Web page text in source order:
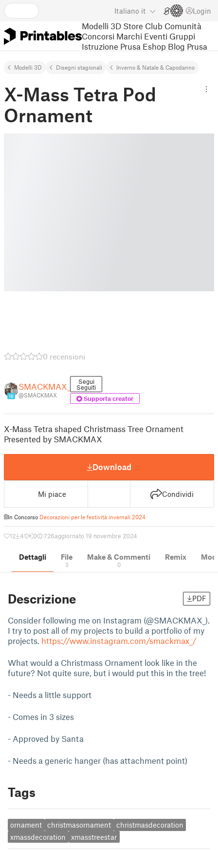
Italiano it Login
Modelli 3D Store Club Comunità
Concorsi Marchi Eventi Gruppi
Istruzione Prusa Eshop Blog Prusa
Modelli 3D Disegni stagionali Inverno & Natale & Capodanno
X-Mass Tetra Pod
Ornament
0 recensioni
16
SMACKMAX_
@SMACKMAX
Segui
Seguiti
Supporta creator
X-Mass Tetra shaped Christmass Tree Ornament
Presented by SMACKMAX
Download
Mi piace Condividi
In Concorso Decorazioni per le festività invernali 2024
12 41 0 726aggiornato 19 novembre 2024
Dettagli File
3
Make & Commenti
0
Remix
Descrizione PDF
Consider following me on Instagram (@SMACKMAX_).
I try to post all of my projects to build a portfolio of my
projects. https://www.instagram.com/smackmax_/
What would a Christmass Ornament look like in the
future? Not quite sure, but i would put this in the tree!
- Needs a little support
- Comes in 3 sizes
- Approved by Santa
- Needs a generic hanger (has attachment point)
Tags
ornament christmasornament
christmasdecoration
xmassdecoration
xmasstreestar